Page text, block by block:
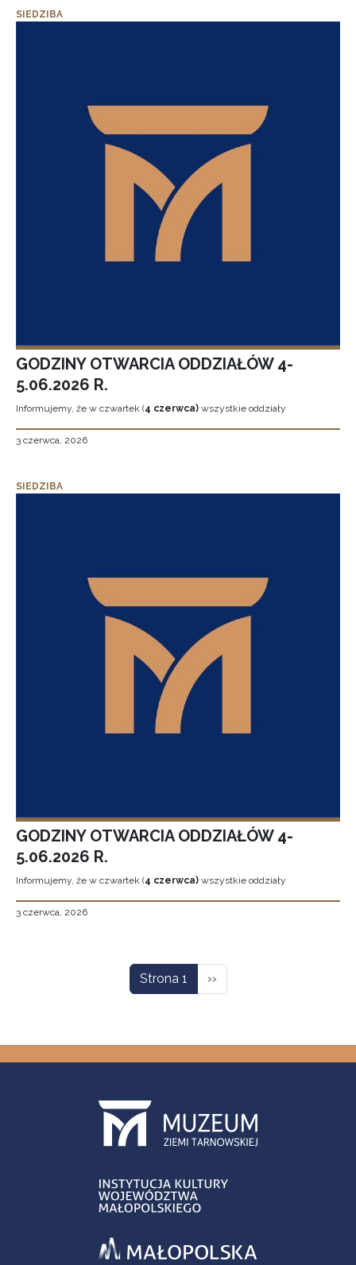
SIEDZIBA
GODZINY OTWARCIA ODDZIAŁÓW 4-
5.06.2026 R.
Informujemy, że w czwartek (4 czerwca) wszystkie oddziały
3 czerwca, 2026
SIEDZIBA
GODZINY OTWARCIA ODDZIAŁÓW 4-
5.06.2026 R.
Informujemy, że w czwartek (4 czerwca) wszystkie oddziały
3 czerwca, 2026
Strona 1 Następna strona
››